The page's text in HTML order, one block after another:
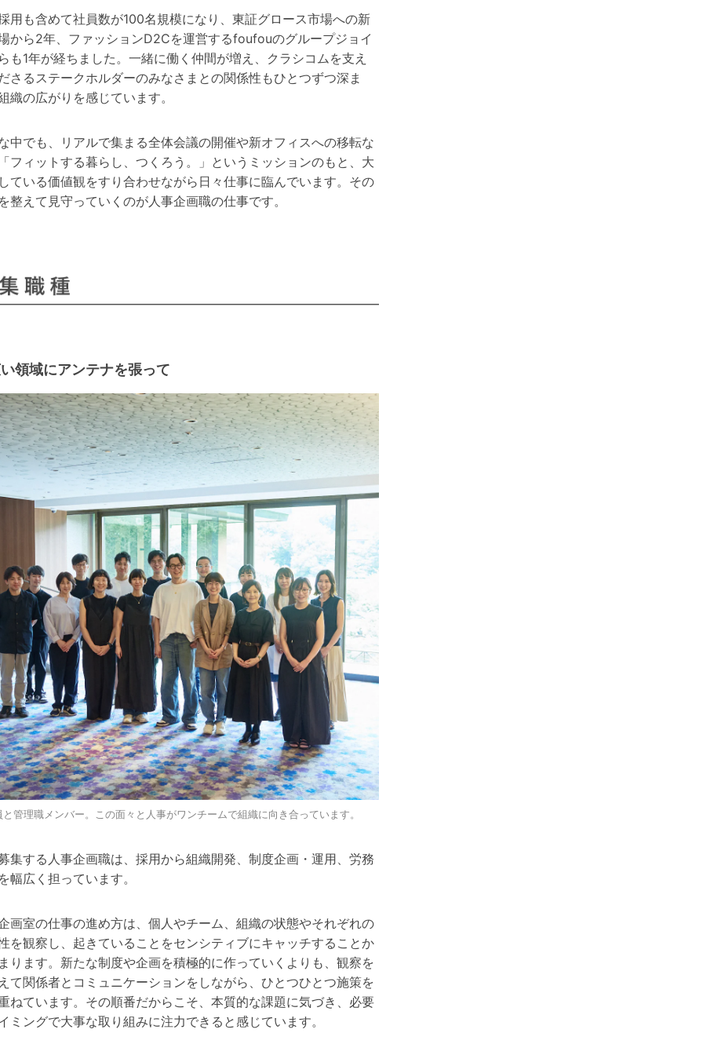
用も含めて社員数が100名規模になり、 東証グロース市場への新
から2年、ファッションD2Cを運営するfoufouのグループジョイ
も1年が経ちました。 一緒に働く仲間が増え、クラシコムを支え
さるステークホルダーのみなさまとの関係性もひとつずつ深ま
織の広がりを感じています。
中でも、リアルで集まる全体会議の開催や新オフィスへの移転な
フィットする暮らし、つくろう。」というミッションのもと、大
ている価値観をすり合わせながら日々仕事に臨んでいます。 その
整えて見守っていくのが人事企画職の仕事です。
領域にアンテナを張って
管理職メンバー。この面々と人事がワンチームで組織に向き合っています。
集する人事企画職は、採用から組織開発、制度企画・運用、労務
幅広く担っています。
画室の仕事の進め方は、個人やチーム、組織の状態やそれぞれの
を観察し、起きていることをセンシティブにキャッチすることか
ります。 新たな制度や企画を積極的に作っていくよりも、観察を
て関係者とコミュニケーションをしながら、ひとつひとつ施策を
ねています。その順番だからこそ、本質的な課題に気づき、必要
ミングで大事な取り組みに注力できると感じています。